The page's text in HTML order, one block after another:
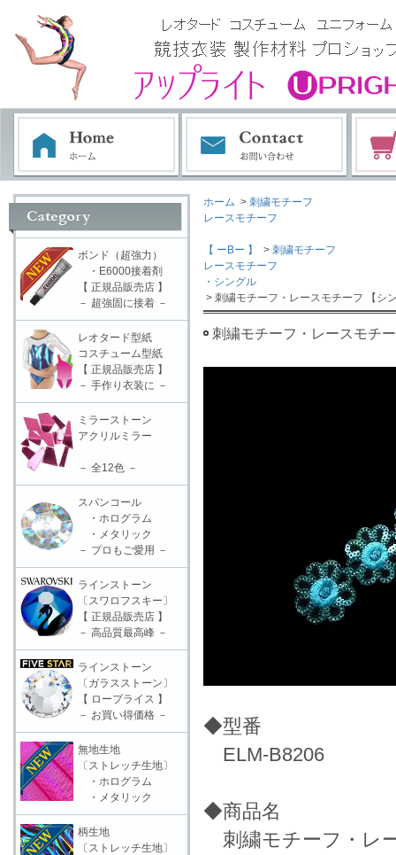
ホーム > 刺繍モチーフ
レースモチーフ
【 ーBー 】 > 刺繍モチーフ
レースモチーフ
・シングル
> 刺繍モチーフ・レースモチーフ 【シ
刺繍モチーフ・レースモチ
◆型番
ELM-B8206
◆商品名
刺繍モチーフ・レ
ボンド（超強力）
・E6000接着剤
【 正規品販売店 】
－ 超強固に接着 －
レオタード型紙
コスチューム型紙
【 正規品販売店 】
－ 手作り衣装に －
ミラーストーン
アクリルミラー
－ 全12色 －
スパンコール
・ホログラム
・メタリック
－ プロもご愛用 －
ラインストーン
〔スワロフスキー〕
【 正規品販売店 】
－ 高品質最高峰 －
ラインストーン
〔ガラスストーン〕
【 ロープライス 】
－ お買い得価格 －
無地生地
〔ストレッチ生地〕
・ホログラム
・メタリック
柄生地
〔ストレッチ生地〕